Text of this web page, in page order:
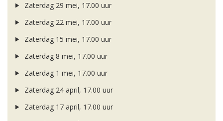
Zaterdag 29 mei, 17.00 uur
Zaterdag 22 mei, 17.00 uur
Zaterdag 15 mei, 17.00 uur
Zaterdag 8 mei, 17.00 uur
Zaterdag 1 mei, 17.00 uur
Zaterdag 24 april, 17.00 uur
Zaterdag 17 april, 17.00 uur